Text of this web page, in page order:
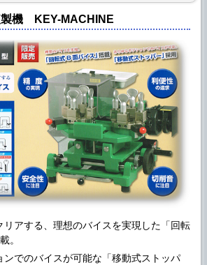
機 KEY-MACHINE
リアする、理想のバイスを実現した「回転
。
ンでのバイスが可能な「移動式ストッパ